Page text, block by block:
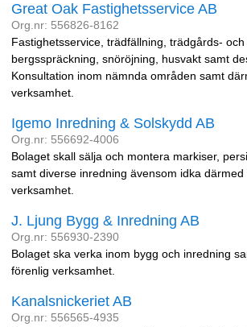
Great Oak Fastighetsservice AB
Org.nr: 556826-8162
Fastighetsservice, trädfällning, trädgårds- och
bergsspräckning, snöröjning, husvakt samt
Konsultation inom nämnda områden samt
verksamhet.
Igemo Inredning & Solskydd AB
Org.nr: 556692-4006
Bolaget skall sälja och montera markiser,
samt diverse inredning ävensom idka därmed
verksamhet.
J. Ljung Bygg & Inredning AB
Org.nr: 556930-2390
Bolaget ska verka inom bygg och inredning
förenlig verksamhet.
Kanalsnickeriet AB
Org.nr: 556565-4935